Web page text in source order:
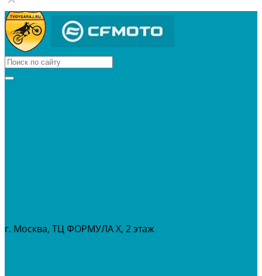
г. Москва, ТЦ ФОРМУЛА Х, 2 этаж